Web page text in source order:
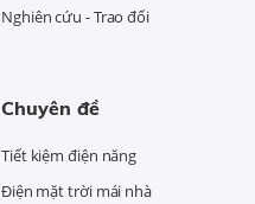
Nghiên cứu - Trao đổi
Chuyên đề
Tiết kiệm điện năng
Điện mặt trời mái nhà